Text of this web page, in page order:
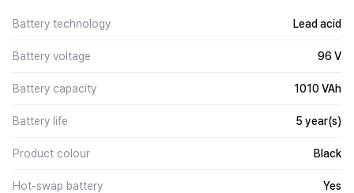
Battery technology Lead acid
Battery voltage 96 V
Battery capacity 1010 VAh
Battery life 5 year(s)
Product colour Black
Hot-swap battery Yes